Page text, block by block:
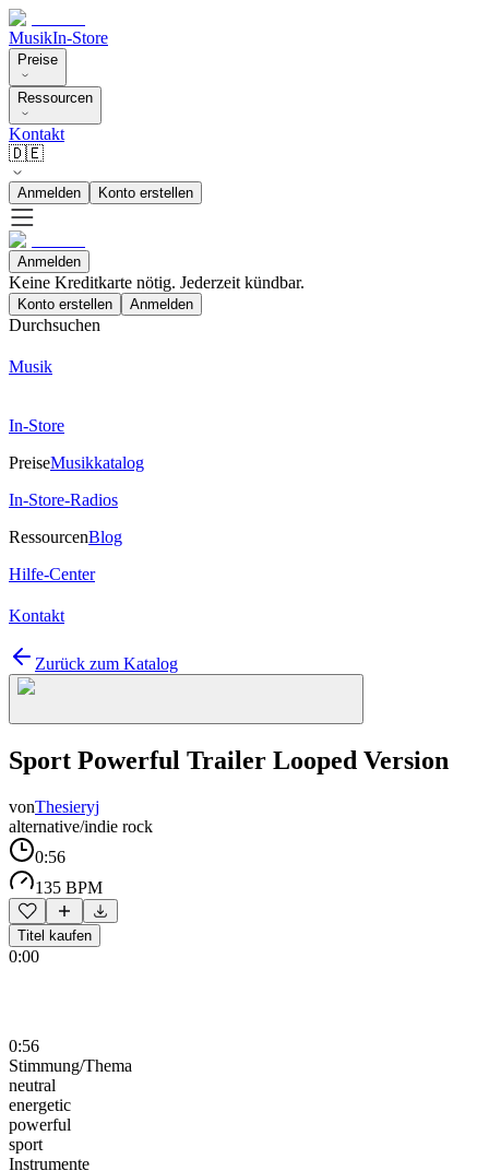
MusikIn-Store
Preise
Ressourcen
Kontakt
🇩🇪
Anmelden Konto erstellen
Anmelden
Keine Kreditkarte nötig. Jederzeit kündbar.
Konto erstellen Anmelden
Durchsuchen
Musik
In-Store
PreiseMusikkatalog
In-Store-Radios
RessourcenBlog
Hilfe-Center
Kontakt
Zurück zum Katalog
Sport Powerful Trailer Looped Version
vonThesieryj
alternative/indie rock
0:56
135 BPM
Titel kaufen
0:00
0:56
Stimmung/Thema
neutral
energetic
powerful
sport
Instrumente